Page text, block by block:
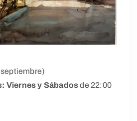
septiembre)
Viernes y Sábadosde 22:00